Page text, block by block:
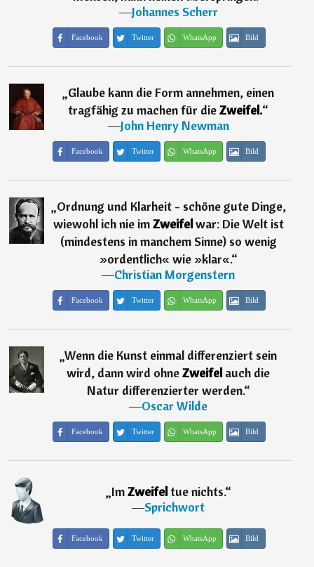
―Johannes Scherr
Facebook Twitter WhatsApp Bild
„Glaube kann die Form annehmen, einen
tragfähig zu machen für dieZweifel.“
―John Henry Newman
Facebook Twitter WhatsApp Bild
„Ordnung und Klarheit - schöne gute Dinge,
wiewohl ich nie imZweifelwar: Die Welt ist
(mindestens in manchem Sinne) so wenig
»ordentlich« wie »klar«.“
―Christian Morgenstern
Facebook Twitter WhatsApp Bild
„Wenn die Kunst einmal differenziert sein
wird, dann wird ohneZweifel auch die
Natur differenzierter werden.“
―Oscar Wilde
Facebook Twitter WhatsApp Bild
„ImZweifeltue nichts.“
―Sprichwort
Facebook Twitter WhatsApp Bild